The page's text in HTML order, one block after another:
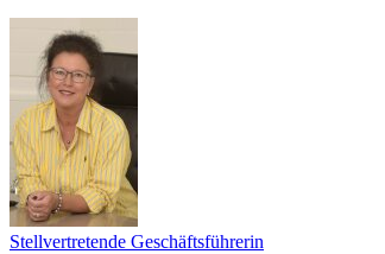
Stellvertretende Geschäftsführerin